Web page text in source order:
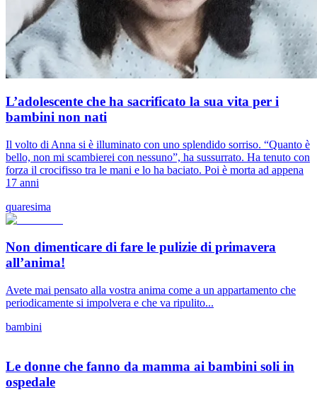
L’adolescente che ha sacrificato la sua vita per i
bambini non nati
Il volto di Anna si è illuminato con uno splendido sorriso. “Quanto è
bello, non mi scambierei con nessuno”, ha sussurrato. Ha tenuto con
forza il crocifisso tra le mani e lo ha baciato. Poi è morta ad appena
17 anni
quaresima
Non dimenticare di fare le pulizie di primavera
all’anima!
Avete mai pensato alla vostra anima come a un appartamento che
periodicamente si impolvera e che va ripulito...
bambini
Le donne che fanno da mamma ai bambini soli in
ospedale